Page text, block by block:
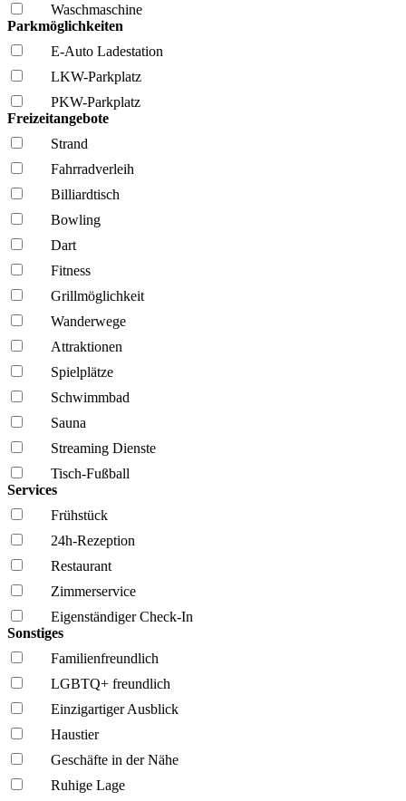
Wasch­maschine
Parkmöglichkeiten
E-Auto Ladestation
LKW-Parkplatz
PKW-Parkplatz
Freizeitangebote
Strand
Fahrrad­verleih
Billiardtisch
Bowling
Dart
Fitness
Grillmöglich­keit
Wanderwege
Attraktionen
Spielplätze
Schwimmbad
Sauna
Streaming Dienste
Tisch-Fußball
Services
Frühstück
24h-Rezeption
Restaurant
Zimmerservice
Eigenständiger Check-In
Sonstiges
Familien­freundlich
LGBTQ+ freundlich
Einzigartiger Ausblick
Haustier
Geschäfte in der Nähe
Ruhige Lage